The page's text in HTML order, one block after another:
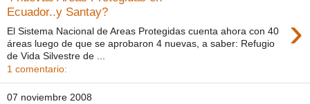
Ecuador..y Santay?
›
El Sistema Nacional de Areas Protegidas cuenta ahora con 40
áreas luego de que se aprobaron 4 nuevas, a saber: Refugio
de Vida Silvestre de ...
1 comentario:
07 noviembre 2008